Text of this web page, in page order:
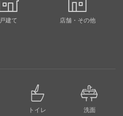
戸建て 店舗・その他
トイレ 洗面